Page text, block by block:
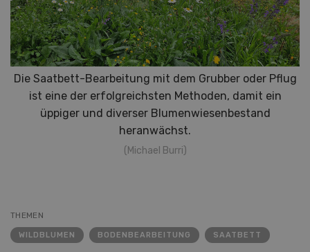
Die Saatbett-Bearbeitung mit dem Grubber oder Pflug
ist eine der erfolgreichsten Methoden, damit ein
üppiger und diverser Blumenwiesenbestand
heranwächst.
(Michael Burri)
THEMEN
WILDBLUMEN BODENBEARBEITUNG SAATBETT